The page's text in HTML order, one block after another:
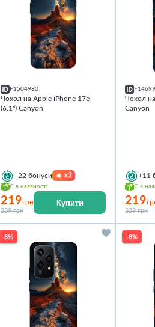
F1504980
Чохол на Apple iPhone 17e
(6.1") Canyon
+22 бонуси 🔥x2
Є в наявності
219грн
239 грн
Купити
Чохол
Canyon
+11
Є в
219
239 грн
-8% -8%